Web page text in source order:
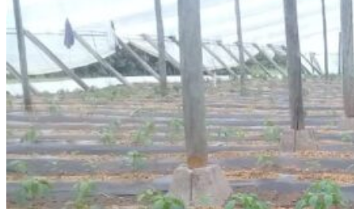
Noticias
Auspiciantes